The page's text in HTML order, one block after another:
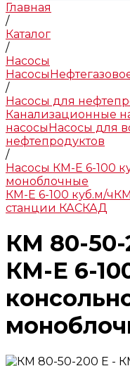
Главная
/
Каталог
/
Насосы
Насосы
/
Насосы для
Канализационные
насосыНасосы для
нефтепродуктов
/
Насосы КМ-Е 6-100
моноблочные
КМ-Е 6-100 куб.м/ч
станции КАСКАД
КМ 80-50-
КМ-Е 6-